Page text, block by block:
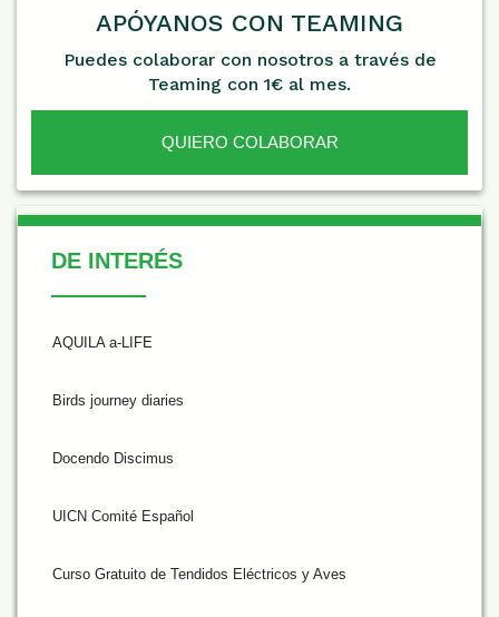
APÓYANOS CON TEAMING
Puedes colaborar con nosotros a través de
Teaming con 1€ al mes.
QUIERO COLABORAR
De Interés
DE INTERÉS
AQUILA a-LIFE
Birds journey diaries
Docendo Discimus
UICN Comité Español
Curso Gratuito de Tendidos Eléctricos y Aves